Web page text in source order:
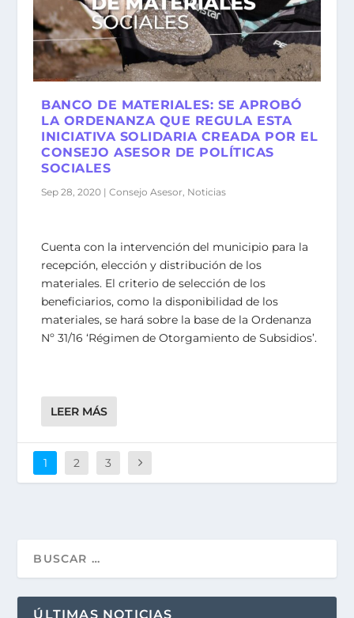
BANCO DE MATERIALES: SE APROBÓ
LA ORDENANZA QUE REGULA ESTA
INICIATIVA SOLIDARIA CREADA POR EL
CONSEJO ASESOR DE POLÍTICAS
SOCIALES
Sep 28, 2020 |Consejo Asesor, Noticias
Cuenta con la intervención del municipio para la
recepción, elección y distribución de los
materiales. El criterio de selección de los
beneficiarios, como la disponibilidad de los
materiales, se hará sobre la base de la Ordenanza
Nº 31/16 ‘Régimen de Otorgamiento de Subsidios’.
LEER MÁS
1 2 3
ÚLTIMAS NOTICIAS